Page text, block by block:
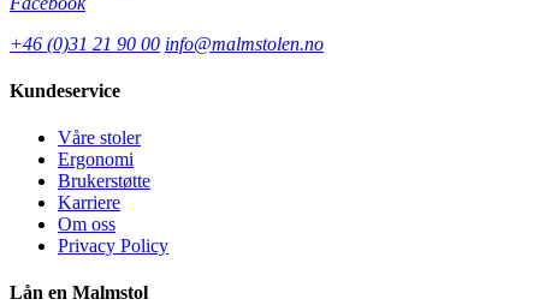
+46 (0)31 21 90 00 info@malmstolen.no
Kundeservice
Våre stoler
Ergonomi
Brukerstøtte
Karriere
Om oss
Privacy Policy
Lån en Malmstol